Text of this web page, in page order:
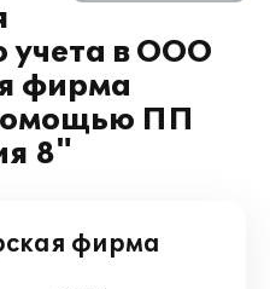
учета в ООО
фирма
ПП
8"
фирма